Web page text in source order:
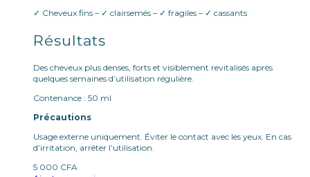
✓ Cheveux fins – ✓ clairsemés – ✓ fragiles – ✓ cassants
Résultats
Des cheveux plus denses, forts et visiblement revitalisés après
quelques semaines d’utilisation régulière.
Contenance : 50 ml
Précautions
Usage externe uniquement. Éviter le contact avec les yeux. En cas
d’irritation, arrêter l’utilisation.
5 000 CFA